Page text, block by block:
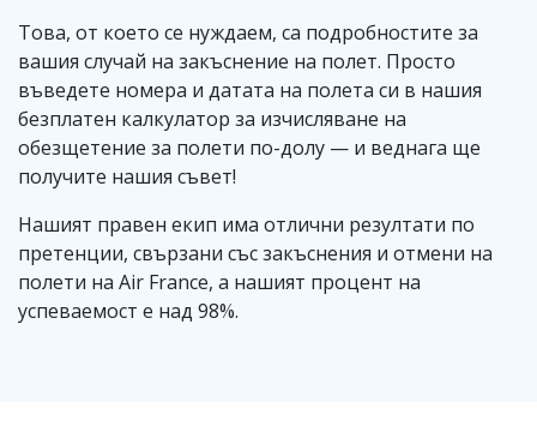
Това, от което се нуждаем, са подробностите за
вашия случай на закъснение на полет. Просто
въведете номера и датата на полета си в нашия
безплатен калкулатор за изчисляване на
обезщетение за полети по-долу — и веднага ще
получите нашия съвет!
Нашият правен екип има отлични резултати по
претенции, свързани със закъснения и отмени на
полети на Air France, а нашият процент на
успеваемост е над 98%.